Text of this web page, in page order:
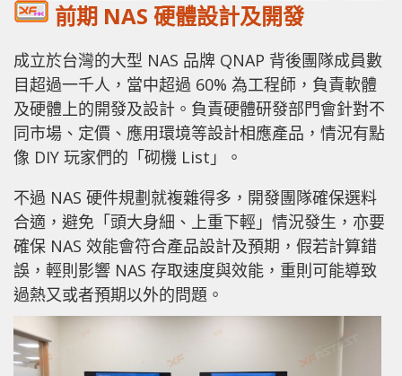
前期 NAS 硬體設計及開發
成立於台灣的大型 NAS 品牌 QNAP 背後團隊成員數
目超過一千人，當中超過 60% 為工程師，負責軟體
及硬體上的開發及設計。負責硬體研發部門會針對不
同市場、定價、應用環境等設計相應產品，情況有點
像 DIY 玩家們的「砌機 List」。
不過 NAS 硬件規劃就複雜得多，開發團隊確保選料
合適，避免「頭大身細、上重下輕」情況發生，亦要
確保 NAS 效能會符合產品設計及預期，假若計算錯
誤，輕則影響 NAS 存取速度與效能，重則可能導致
過熱又或者預期以外的問題。